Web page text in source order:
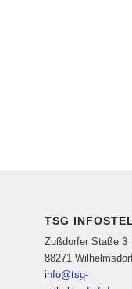
TSG
Zußdorfer Staße 3
88271
info@tsg-